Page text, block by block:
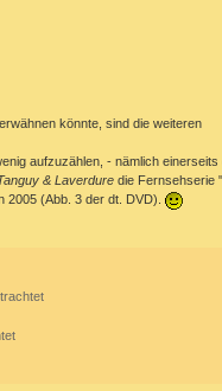
könnte, sind die weiteren
aufzuzählen, - nämlich
& Laverdure die Fernsehserie "
2005 (Abb. 3 der dt. DVD).